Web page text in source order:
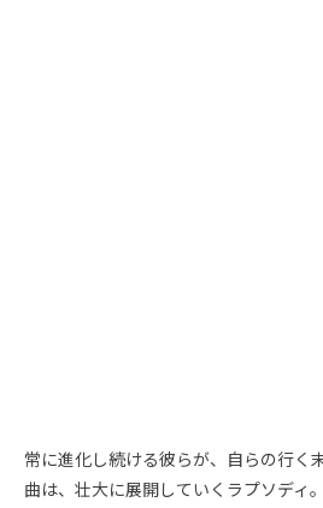
常に進化し続ける彼らが、自らの行く
曲は、壮大に展開していくラプソディ